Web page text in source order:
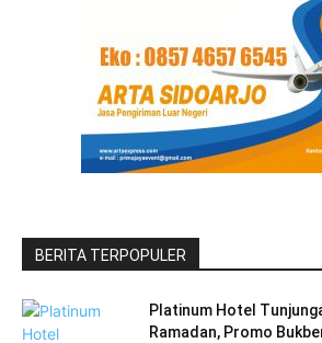
BERITA TERPOPULER
Platinum Hotel
Ramadan, Promo